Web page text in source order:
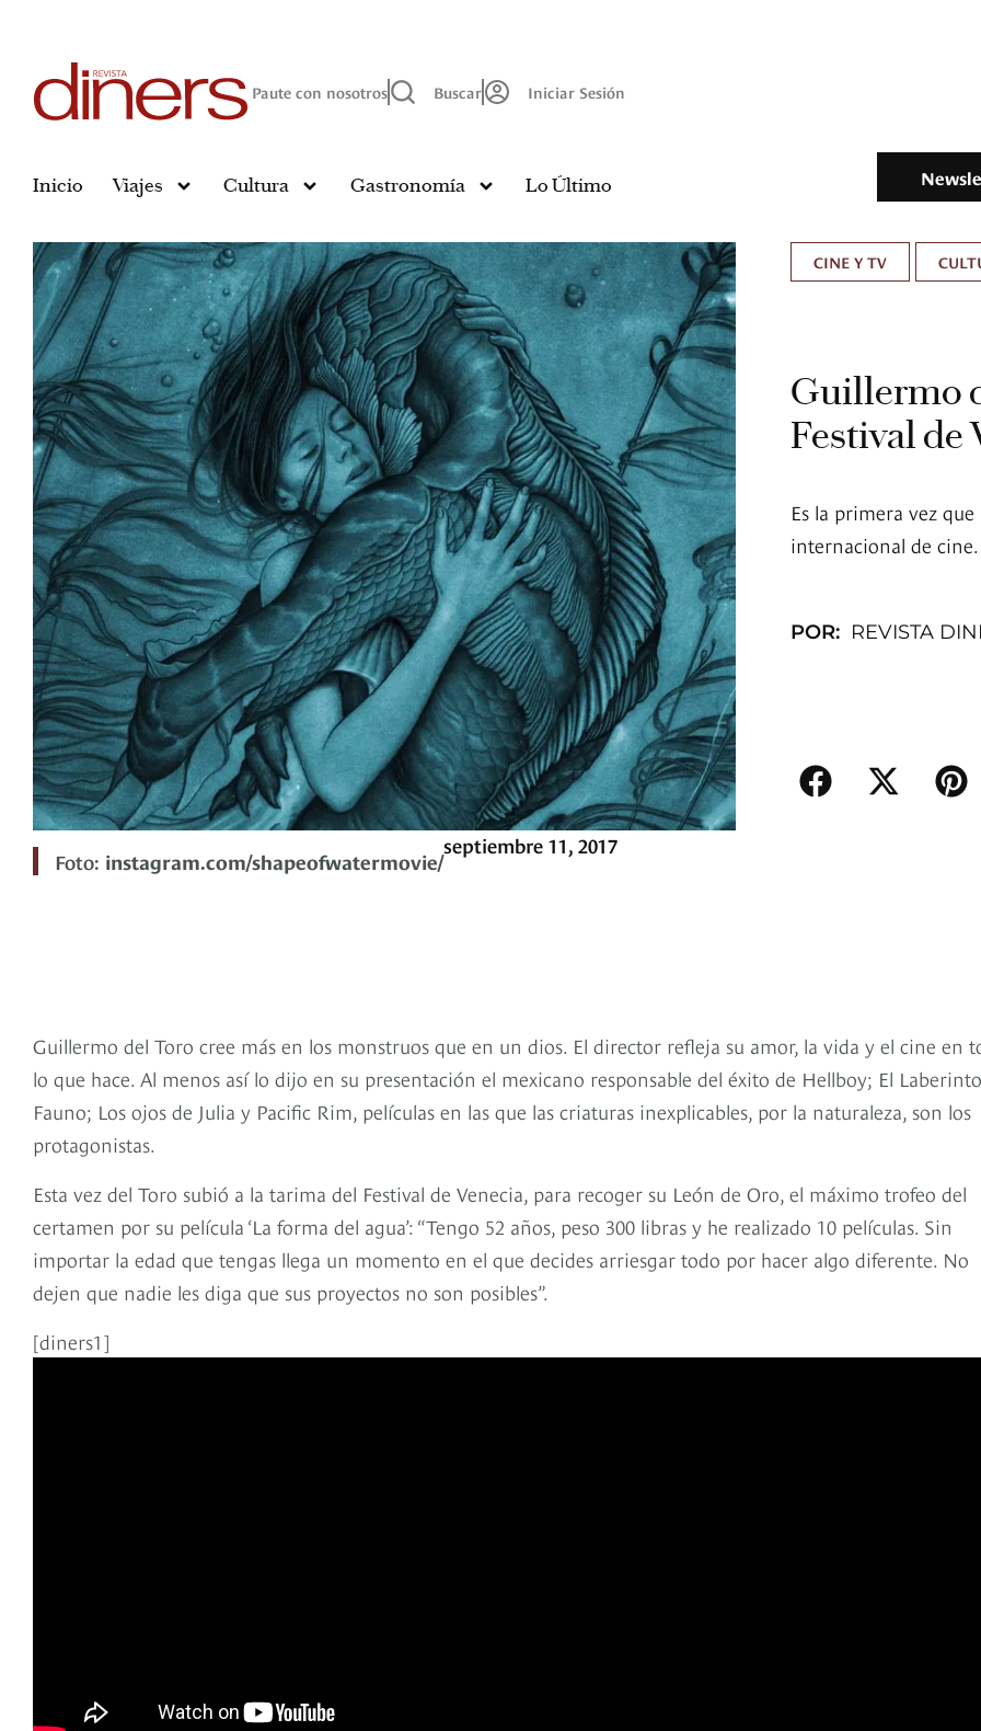
Paute con nosotros Buscar Iniciar Sesión
Inicio Viajes Cultura Gastronomía Lo Último
Foto: instagram.com/shapeofwatermovie/
septiembre 11, 2017
CINE Y TV
Guillermo
Festival de
Es la primera vez
internacional de
POR: REVISTA
Guillermo del Toro cree más en los monstruos que en un dios. El director refleja su amor, la vida y el cine en
lo que hace. Al menos así lo dijo en su presentación el mexicano responsable del éxito de Hellboy; El
Fauno; Los ojos de Julia y Pacific Rim, películas en las que las criaturas inexplicables, por la naturaleza, son los
protagonistas.
Esta vez del Toro subió a la tarima del Festival de Venecia, para recoger su León de Oro, el máximo trofeo del
certamen por su película ‘La forma del agua’: “Tengo 52 años, peso 300 libras y he realizado 10 películas. Sin
importar la edad que tengas llega un momento en el que decides arriesgar todo por hacer algo diferente. No
dejen que nadie les diga que sus proyectos no son posibles”.
[diners1]